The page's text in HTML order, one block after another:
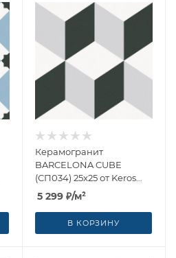
Керамогранит
BARCELONA CUBE
(СП034) 25x25 от Keros
Ceramica (Испания)
5 299 ₽/м²
В КОРЗИНУ